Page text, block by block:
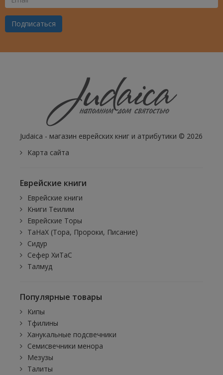
Ваш
Email
Подписаться
Judaica - магазин еврейских книг и атрибутики © 2026
Карта сайта
Еврейские книги
Еврейские книги
Книги Теилим
Еврейские Торы
ТаНаХ (Тора, Пророки, Писание)
Сидур
Сефер ХиТаС
Талмуд
Популярные товары
Кипы
Тфилины
Ханукальные подсвечники
Семисвечники менора
Мезузы
Талиты